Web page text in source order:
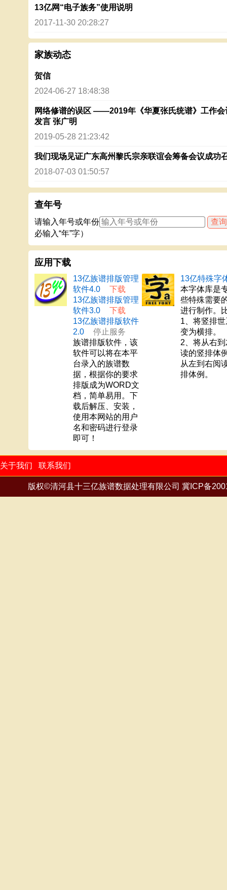
13亿网“电子族务”使用说明
2017-11-30 20:28:27
家族动态
贺信
2024-06-27 18:48:38
网络修谱的误区 ——2019年《华夏张氏统谱》工作会
发言 张广明
2019-05-28 21:23:42
我们现场见证广东高州黎氏宗亲联谊会筹备会议成功
2018-07-03 01:50:57
查年号
请输入年号或年份
必输入“年”字）
应用下载
13亿族谱排版管理
软件4.0
下载
13亿族谱排版管理
软件3.0
下载
13亿族谱排版软件
2.0
停止服务
族谱排版软件，该
软件可以将在本平
台录入的族谱数
据，根据你的要求
排版成为WORD文
档，简单易用。下
载后解压、安装，
使用本网站的用户
名和密码进行登录
即可！
13亿特殊字
本字体库是
些特殊需要
进行制作。
1、将竖排
变为横排。
2、将从右
读的竖排体
从左到右阅
排体例。
关于我们 联系我们
版权©清河县十三亿族谱数据处理有限公司 冀ICP备